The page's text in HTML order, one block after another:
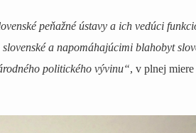
peňažné ústavy a ich vedúci
a napomáhajúcimi blahobyt
politického vývinu“, v plnej